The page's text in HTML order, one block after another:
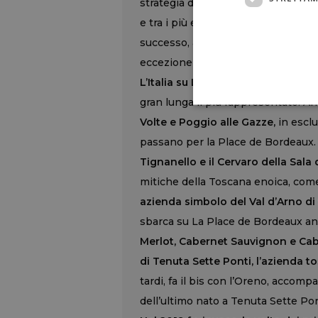
strategia di Giovanni Geddes da
e tra i più esperti manager nel
successo, anche grazie a La
eccezione di Italia, Usa e Canada.
L’Italia su La Place, però, non è
gran lunga il più rappresentato.
Volte e Poggio alle Gazze, in
passano per la Place de
Tignanello e il Cervaro della
mitiche della Toscana enoica,
azienda simbolo del Val d’Arno
sbarca su La Place de Bordeaux
Merlot, Cabernet Sauvignon e
di Tenuta Sette Ponti, l’azienda
tardi, fa il bis con l’Oreno,
dell’ultimo nato a Tenuta Sette